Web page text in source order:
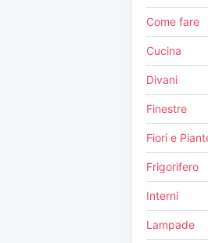
Come fare
Cucina
Divani
Finestre
Fiori e
Frigorifero
Interni
Lampade